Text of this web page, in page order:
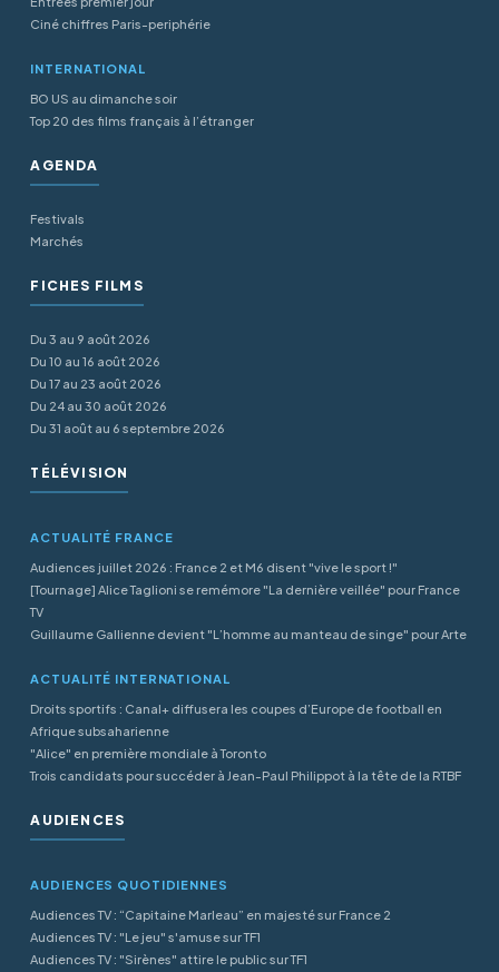
Ciné chiffres Paris-periphérie
INTERNATIONAL
BO US au dimanche soir
Top 20 des films français à l’étranger
AGENDA
Festivals
Marchés
FICHES FILMS
Du 3 au 9 août 2026
Du 10 au 16 août 2026
Du 17 au 23 août 2026
Du 24 au 30 août 2026
Du 31 août au 6 septembre 2026
TÉLÉVISION
ACTUALITÉ FRANCE
Audiences juillet 2026 : France 2 et M6 disent "vive le sport !"
[Tournage] Alice Taglioni se remémore "La dernière veillée" pour France
TV
Guillaume Gallienne devient "L’homme au manteau de singe" pour Arte
ACTUALITÉ INTERNATIONAL
Droits sportifs : Canal+ diffusera les coupes d’Europe de football en
Afrique subsaharienne
"Alice" en première mondiale à Toronto
Trois candidats pour succéder à Jean-Paul Philippot à la tête de la RTBF
AUDIENCES
AUDIENCES QUOTIDIENNES
Audiences TV : “Capitaine Marleau” en majesté sur France 2
Audiences TV : "Le jeu" s'amuse sur TF1
Audiences TV : "Sirènes" attire le public sur TF1